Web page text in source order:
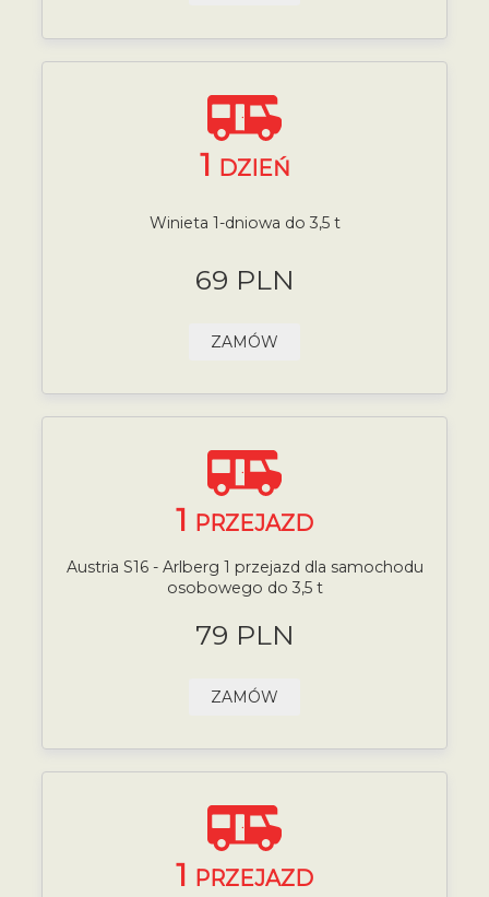
1 DZIEŃ
Winieta 1-dniowa do 3,5 t
69 PLN
ZAMÓW
1 PRZEJAZD
Austria S16 - Arlberg 1 przejazd dla samochodu
osobowego do 3,5 t
79 PLN
ZAMÓW
1 PRZEJAZD